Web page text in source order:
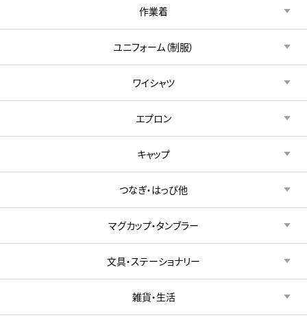
作業着
ユニフォーム（制服）
ワイシャツ
エプロン
キャップ
つなぎ・はっぴ他
マグカップ・タンブラー
文具・ステーショナリー
雑貨・生活